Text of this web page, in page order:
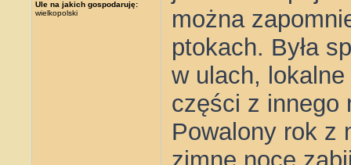
Ule na jakich gospodaruję:
wielkopolski
można
ptokach. Była
w ulach,
części z innego
Powalony rok z